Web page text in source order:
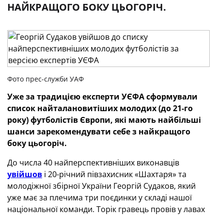
НАЙКРАЩОГО БОКУ ЦЬОГОРІЧ.
Фото прес-служби УАФ
Уже за традицією експерти УЄФА сформували
список найталановитіших молодих (до 21-го
року) футболістів Європи, які мають найбільші
шанси зарекомендувати себе з найкращого
боку цьогоріч.
До числа 40 найперспективніших виконавців
увійшов і 20-річний півзахисник «Шахтаря» та
молодіжної збірної України Георгій Судаков, який
уже має за плечима три поєдинки у складі нашої
національної команди. Торік гравець провів у лавах